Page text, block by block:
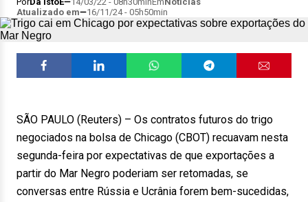
Atualizado em
16/11/24 - 05h50min
SÃO PAULO (Reuters) – Os contratos futuros do trigo
negociados na bolsa de Chicago (CBOT) recuavam nesta
segunda-feira por expectativas de que exportações a
partir do Mar Negro poderiam ser retomadas, se
conversas entre Rússia e Ucrânia forem bem-sucedidas,